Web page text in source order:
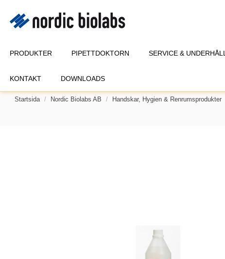
PRODUKTER PIPETTDOKTORN SERVICE & UNDERHÅLL
KONTAKT DOWNLOADS
Startsida Nordic Biolabs AB Handskar, Hygien & Renrumsprodukter